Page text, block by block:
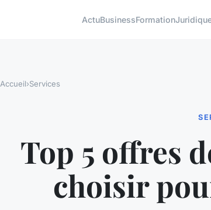
ActuBusinessFormation
Accueil›Services
Top 5 offres
choisir